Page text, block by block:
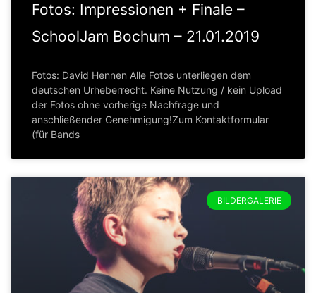
Fotos: Impressionen + Finale –
SchoolJam Bochum – 21.01.2019
Fotos: David Hennen Alle Fotos unterliegen dem
deutschen Urheberrecht. Keine Nutzung / kein Upload
der Fotos ohne vorherige Nachfrage und
anschließender Genehmigung!Zum Kontaktformular
(für Bands
BILDERGALERIE